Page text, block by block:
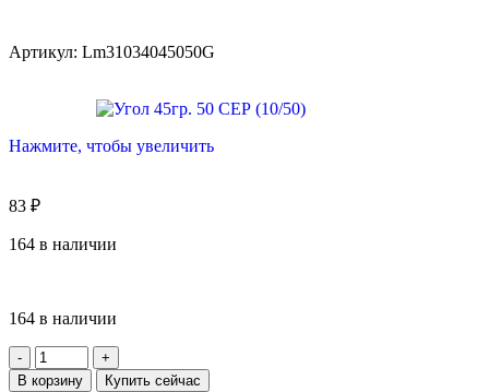
Артикул: Lm31034045050G
Нажмите, чтобы увеличить
83 ₽
164 в наличии
164 в наличии
В корзину Купить сейчас